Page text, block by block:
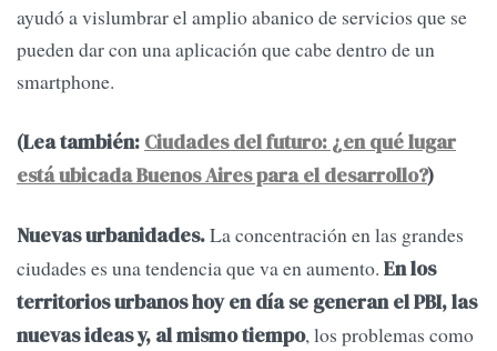
ayudó a vislumbrar el amplio abanico de servicios que se
pueden dar con una aplicación que cabe dentro de un
smartphone.
(Lea también: Ciudades del futuro: ¿en qué lugar
está ubicada Buenos Aires para el desarrollo?)
Nuevas urbanidades.La concentración en las grandes
ciudades es una tendencia que va en aumento. En los
territorios urbanos hoy en día se generan el PBI, las
nuevas ideas y, al mismo tiempo, los problemas como